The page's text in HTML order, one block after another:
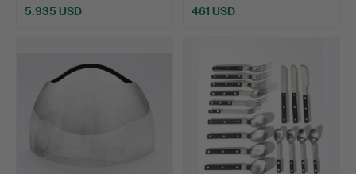
5.935 USD 461 USD